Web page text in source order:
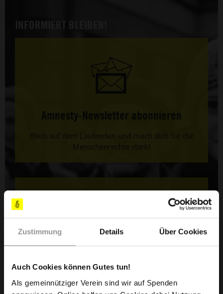
Zustimmung Details Über Cookies
Auch Cookies können Gutes tun!
Als gemeinnütziger Verein sind wir auf Spenden
INFORMIERT BLEIBEN!